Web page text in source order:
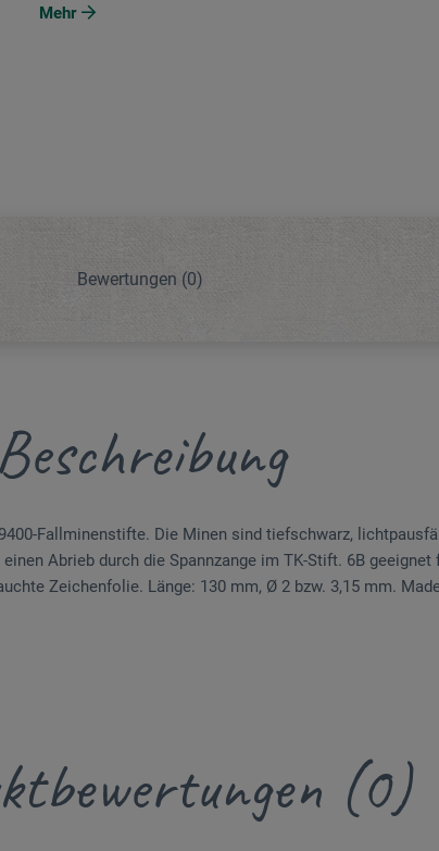
Mehr
Bewertungen (0)
Beschreibung
Fallminenstifte. Die Minen sind tiefschwarz,
Abrieb durch die Spannzange im TK-Stift. 6B geeignet
Zeichenfolie. Länge: 130 mm, Ø 2 bzw. 3,15 mm.
(0)